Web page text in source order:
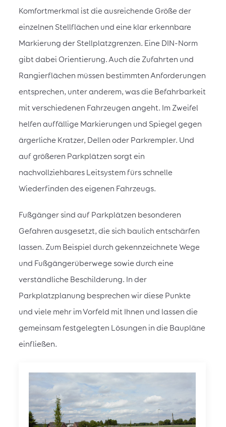
Komfortmerkmal ist die ausreichende Größe der
einzelnen Stellflächen und eine klar erkennbare
Markierung der Stellplatzgrenzen. Eine DIN-Norm
gibt dabei Orientierung. Auch die Zufahrten und
Rangierflächen müssen bestimmten Anforderungen
entsprechen, unter anderem, was die Befahrbarkeit
mit verschiedenen Fahrzeugen angeht. Im Zweifel
helfen auffällige Markierungen und Spiegel gegen
ärgerliche Kratzer, Dellen oder Parkrempler. Und
auf größeren Parkplätzen sorgt ein
nachvollziehbares Leitsystem fürs schnelle
Wiederfinden des eigenen Fahrzeugs.
Fußgänger sind auf Parkplätzen besonderen
Gefahren ausgesetzt, die sich baulich entschärfen
lassen. Zum Beispiel durch gekennzeichnete Wege
und Fußgängerüberwege sowie durch eine
verständliche Beschilderung. In der
Parkplatzplanung besprechen wir diese Punkte
und viele mehr im Vorfeld mit Ihnen und lassen die
gemeinsam festgelegten Lösungen in die Baupläne
einfließen.